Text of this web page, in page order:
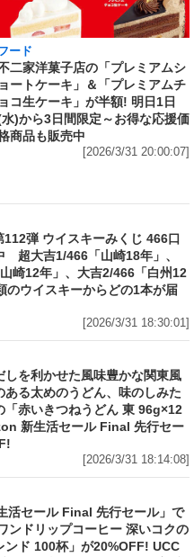
ード
二家洋菓子店の「プレミアムシ
ョートケーキ」＆「プレミアムチ
ョコ生ケーキ」が半額! 明日1日
)から3日間限定～お得な応援価
商品も販売中
[2026/3/31 20:00:07]
弾 ウイスキーみくじ 466口
超大吉1/466「山崎18年」、
崎12年」、大吉2/466「白州12
のウイスキーからどの1本が届
[2026/3/31 18:30:01]
しを利かせた風味豊かな関東風
ある太めのうどん、味のしみた
「赤いきつねうどん 東 96g×12
新生活セール Final 先行セー
[2026/3/31 18:14:08]
活セール Final 先行セール」で
ンドリップコーヒー 深いコクの
ンド 100杯」が20%OFF! UCC